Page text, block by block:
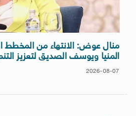
منال عوض: الانتهاء من المخطط
المنيا ويوسف الصديق لتعزيز
2026-08-07